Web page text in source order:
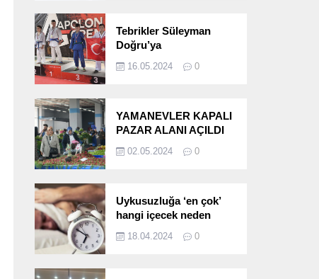
Tebrikler Süleyman
Doğru’ya
16.05.2024 0
YAMANEVLER KAPALI
PAZAR ALANI AÇILDI
02.05.2024 0
Uykusuzluğa ‘en çok’
hangi içecek neden
18.04.2024 0